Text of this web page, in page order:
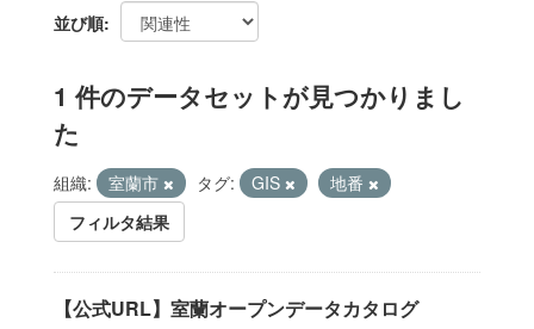
並び順
1 件のデータセットが見つかりまし
た
組織: 室蘭市 タグ: GIS
地番
フィルタ結果
【公式URL】室蘭オープンデータカタログ